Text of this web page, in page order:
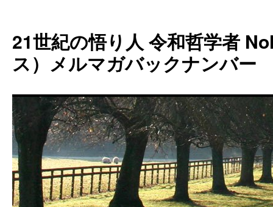
テ
ン
ツ
へ
キ
ッ
プ
21世紀の悟り人 令和哲学者
ス）メルマガバックナンバー